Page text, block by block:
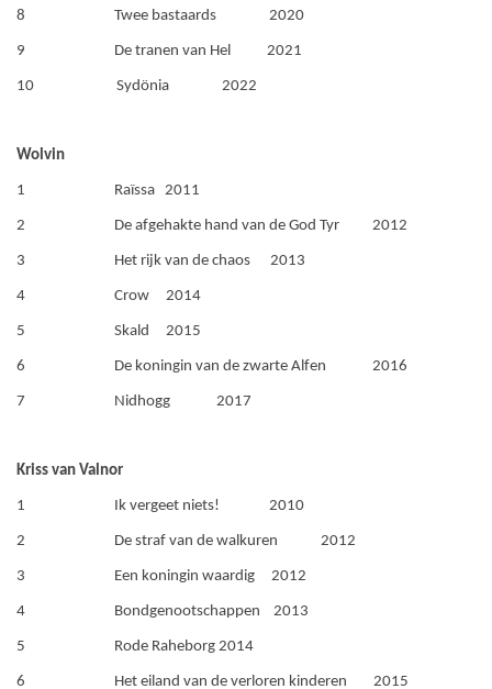
8 Twee bastaards 2020
9 De tranen van Hel 2021
10 Sydönia 2022
Wolvin
1 Raïssa 2011
2 De afgehakte hand van de God Tyr 2012
3 Het rijk van de chaos 2013
4 Crow 2014
5 Skald 2015
6 De koningin van de zwarte Alfen 2016
7 Nidhogg 2017
Kriss van Valnor
1 Ik vergeet niets! 2010
2 De straf van de walkuren 2012
3 Een koningin waardig 2012
4 Bondgenootschappen 2013
5 Rode Raheborg 2014
6 Het eiland van de verloren kinderen 2015